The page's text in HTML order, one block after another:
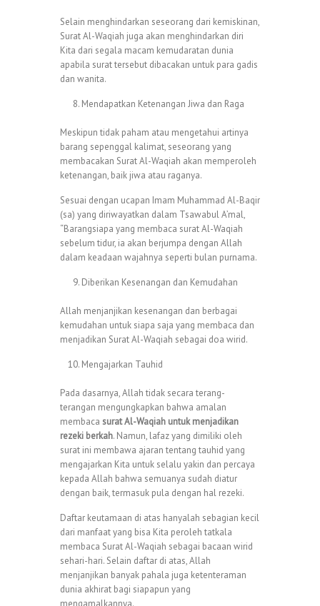
Selain menghindarkan seseorang dari kemiskinan,
Surat Al-Waqiah juga akan menghindarkan diri
Kita dari segala macam kemudaratan dunia
apabila surat tersebut dibacakan untuk para gadis
dan wanita.
Mendapatkan Ketenangan Jiwa dan Raga
Meskipun tidak paham atau mengetahui artinya
barang sepenggal kalimat, seseorang yang
membacakan Surat Al-Waqiah akan memperoleh
ketenangan, baik jiwa atau raganya.
Sesuai dengan ucapan Imam Muhammad Al-Baqir
(sa) yang diriwayatkan dalam Tsawabul A’mal,
“Barangsiapa yang membaca surat Al-Waqiah
sebelum tidur, ia akan berjumpa dengan Allah
dalam keadaan wajahnya seperti bulan purnama.
Diberikan Kesenangan dan Kemudahan
Allah menjanjikan kesenangan dan berbagai
kemudahan untuk siapa saja yang membaca dan
menjadikan Surat Al-Waqiah sebagai doa wirid.
Mengajarkan Tauhid
Pada dasarnya, Allah tidak secara terang-
terangan mengungkapkan bahwa amalan
membaca surat Al-Waqiah untuk menjadikan
rezeki berkah. Namun, lafaz yang dimiliki oleh
surat ini membawa ajaran tentang tauhid yang
mengajarkan Kita untuk selalu yakin dan percaya
kepada Allah bahwa semuanya sudah diatur
dengan baik, termasuk pula dengan hal rezeki.
Daftar keutamaan di atas hanyalah sebagian kecil
dari manfaat yang bisa Kita peroleh tatkala
membaca Surat Al-Waqiah sebagai bacaan wirid
sehari-hari. Selain daftar di atas, Allah
menjanjikan banyak pahala juga ketenteraman
dunia akhirat bagi siapapun yang
mengamalkannya.